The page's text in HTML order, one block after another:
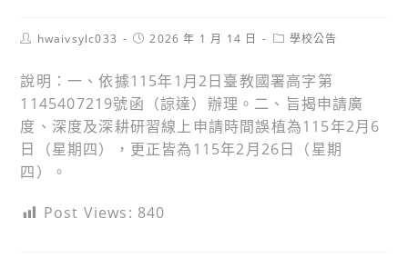
Posthwaivsylc033
Post2026 年 1 月 14 日
Post學校公告
說明：一、依據115年1月2日臺教國署高字第
1145407219號函（諒達）辦理。二、旨揭申請廣
度、深度及深耕研習線上申請時間誤植為115年2月6
日（星期四），更正皆為115年2月26日（星期
四）。
Post Views: 840